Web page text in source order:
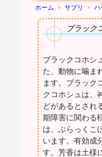
ホーム > サプリ > ハ
ブラック
ブラックコホシ
た、動物に噛ま
ます。ブラック
クコホシュは、
どがあるとされ
期障害に関わる
は、ぶらっくこ
います。有効成
す。芳香は土様